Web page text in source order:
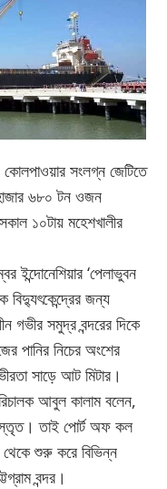
কোলপাওয়ার সংলগ্ন জেটিতে
৬৮০ টন ওজন
১০টায় মহেশখালীর
ইন্দোনেশিয়ার ‘পেলাভুবন
বিদ্যুৎকেন্দ্রের জন্য
গভীর সমুদ্র বন্দরের দিকে
পানির নিচের অংশের
সাড়ে আট মিটার।
আবুল কালাম বলেন,
বিস্তৃত। তাই পোর্ট অফ কল
থেকে শুরু করে বিভিন্ন
বন্দর।